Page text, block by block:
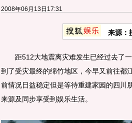
2008年06月13日17:31
来源：
距512大地震离灾难发生已经过去了一
到了受灾最终的绵竹地区，今早又前往都
前情况日益稳定但是等待重建家园的四川
来源及同步享受到娱乐生活。